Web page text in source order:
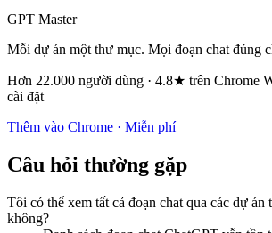
GPT Master
Mỗi dự án một thư mục. Mọi đoạn chat đúng
Hơn 22.000 người dùng · 4.8★ trên Chrome
cài đặt
Thêm vào Chrome · Miễn phí
Câu hỏi thường gặp
Tôi có thể xem tất cả đoạn chat qua các dự án
không?